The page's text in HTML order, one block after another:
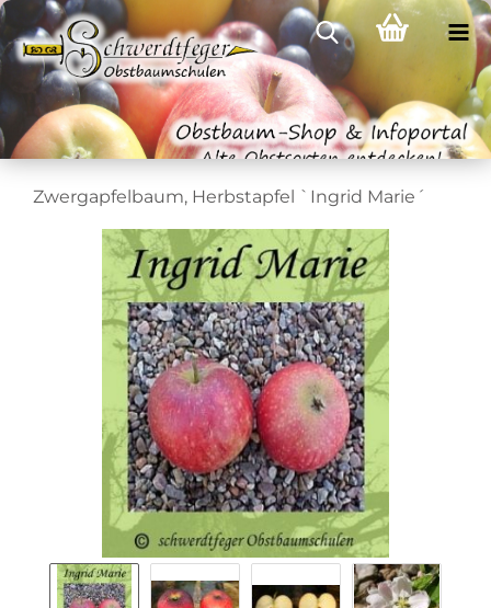
Zwergapfelbaum, Herbstapfel `Ingrid Marie´